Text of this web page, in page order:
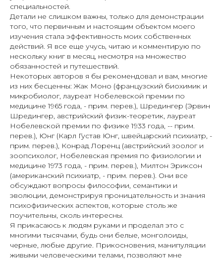
специальностей.
Детали не слишком важны, только для демонстрации
того, что первичным и настоящим объектом моего
изучения стала эффективность моих собственных
действий. Я все еще учусь, читаю и комментирую по
нескольку книг в месяц, несмотря на множество
обязанностей и путешествий.
Некоторых авторов я бы рекомендовал и вам, многие
из них бесценны: Жак Моно (французский биохимик и
микробиолог, лауреат Нобелевской премии по
медицине 1965 года, - прим. перев.), Шредингер (Эрвин
Шредингер, австрийский физик-теоретик, лауреат
Нобелевской премии по физике 1933 года, -- прим.
перев.), Юнг (Карл Густав Юнг, швейцарский психиатр, -
прим. перев.), Конрад Лоренц (австрийский зоолог и
зоопсихолог, Нобелевская премия по физиологии и
медицине 1973 года, - прим. перев.), Милтон Эриксон
(американский психиатр, - прим. перев.). Они все
обсуждают вопросы философии, семантики и
эволюции, демонстрируя проницательность и знания
психофизических аспектов, которые столь же
поучительны, сколь интересны.
Я прикасаюсь к людям руками и проделал это с
многими тысячами, будь они белые, монголоиды,
черные, любые другие. Прикосновения, манипуляции
живыми человеческими телами, позволяют мне